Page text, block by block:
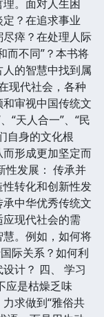
。面对人生困
？在追求事业
瘁？在处理人际
而不同”？本书将
的智慧中找到属
现代社会，各种
审视中国传统文
“天人合一”、“民
自身的文化根
形成更加坚定而
性发展： 传承并
转化和创新性发
中华优秀传统文
现代社会的需
。例如，如何将
际关系？如何利
计？ 四、 学习
应是枯燥乏味
求做到“雅俗共